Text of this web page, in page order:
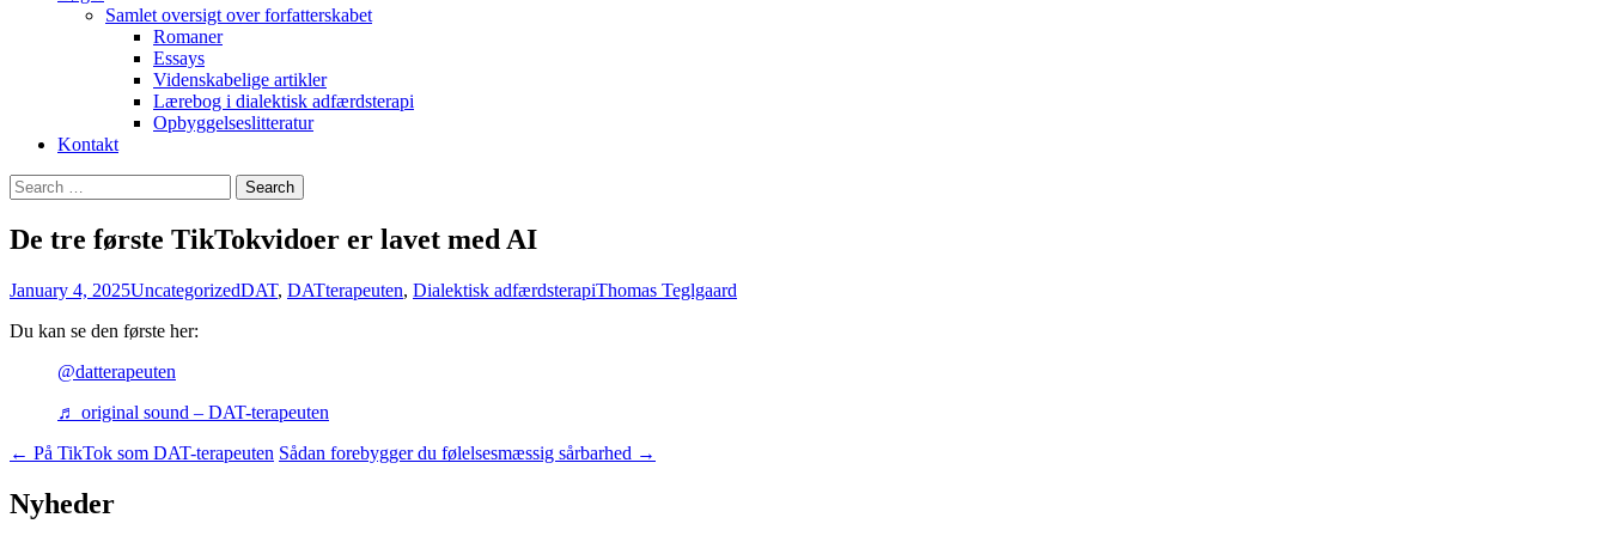
Samlet oversigt over forfatterskabet
Romaner
Essays
Videnskabelige artikler
Lærebog i dialektisk adfærdsterapi
Opbyggelseslitteratur
Kontakt
Search
for:
De tre første TikTokvidoer er lavet med AI
January 4, 2025UncategorizedDAT, DATterapeuten, Dialektisk adfærdsterapiThomas Teglgaard
Du kan se den første her:
@datterapeuten
♬ original sound – DAT-terapeuten
Post
navigation
← På TikTok som DAT-terapeuten Sådan forebygger du følelsesmæssig sårbarhed →
Nyheder